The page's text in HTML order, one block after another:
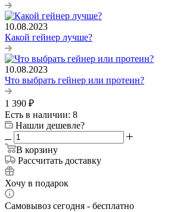
10.08.2023
Какой гейнер лучше?
10.08.2023
Что выбрать гейнер или протеин?
1 390 ₽
Есть в наличии: 8
Нашли дешевле?
В корзину
Рассчитать доставку
Хочу в подарок
Самовывоз сегодня - бесплатно